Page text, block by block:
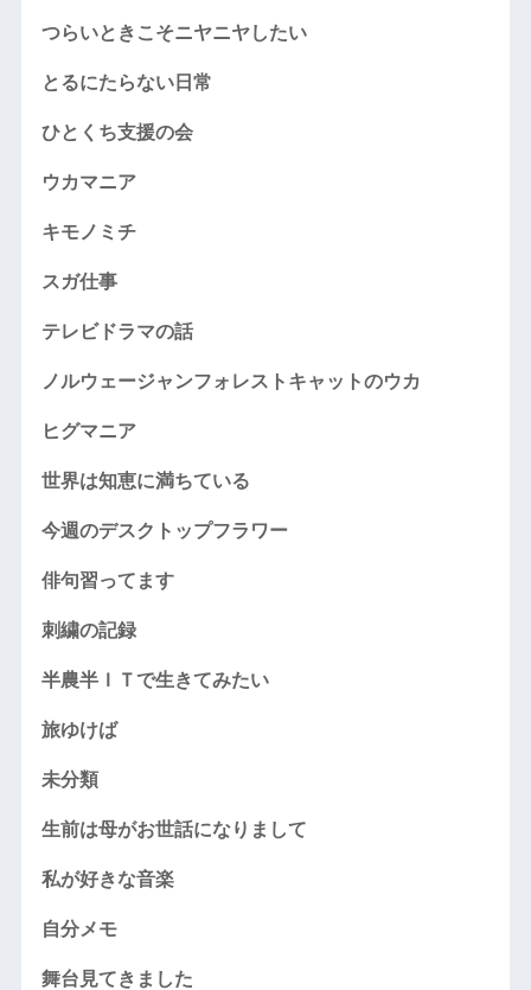
つらいときこそニヤニヤしたい
とるにたらない日常
ひとくち支援の会
ウカマニア
キモノミチ
スガ仕事
テレビドラマの話
ノルウェージャンフォレストキャットのウカ
ヒグマニア
世界は知恵に満ちている
今週のデスクトップフラワー
俳句習ってます
刺繍の記録
半農半ＩＴで生きてみたい
旅ゆけば
未分類
生前は母がお世話になりまして
私が好きな音楽
自分メモ
舞台見てきました